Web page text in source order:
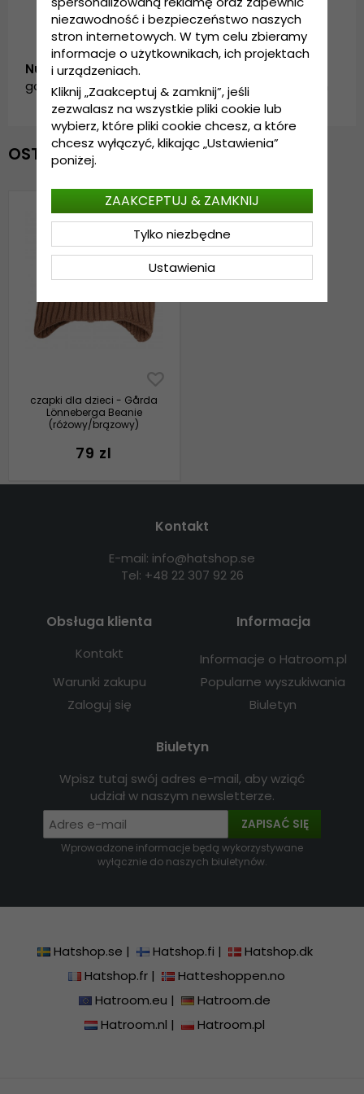
Numer artykułu:
garda.ESY0714265.2.lonneberga.beanie.pink/brown
OSTATNIO OGLĄDANE
czapki dla dzieci - Gårda
Lönneberga Beanie
(różowy/brązowy)
79 zl
Kontakt
E-mail: info@hatshop.se
Tel: +48 22 307 92 26
Obsługa klienta
Kontakt
Warunki zakupu
Zaloguj się
Informacja
Informacje o Hatroom.pl
Popularne wyszukiwania
Biuletyn
Biuletyn
Wpisz tutaj swój adres e-mail, aby wziąć
udział w naszym newsletterze.
ZAPISAĆ SIĘ
Wprowadzone informacje będą wykorzystywane
wyłącznie do naszych biuletynów.
Hatshop.se | Hatshop.fi |
Hatshop.dk
Hatshop.fr|
Hatteshoppen.no
Hatroom.eu |
Hatroom.de
Hatroom.nl | Hatroom.pl
niezawodność i bezpieczeństwo naszych
stron internetowych. W tym celu zbieramy
informacje o użytkownikach, ich projektach
i urządzeniach.
Kliknij „Zaakceptuj & zamknij”, jeśli
zezwalasz na wszystkie pliki cookie lub
wybierz, które pliki cookie chcesz, a które
chcesz wyłączyć, klikając „Ustawienia”
poniżej.
Ustawienia
Tylko niezbędne
ZAAKCEPTUJ & ZAMKNIJ